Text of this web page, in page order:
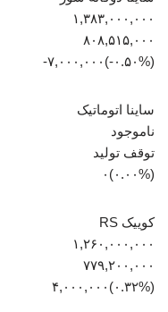
۱,۳۸۳,۰۰۰,۰۰۰
۸۰۸,۵۱۵,۰۰۰
(‎-۰.۵۰%‏)‎-۷,۰۰۰,۰۰۰‏
ساینا اتوماتیک
ناموجود
توقف تولید
(۰.۰۰%)۰
کوییک RS
۱,۲۶۰,۰۰۰,۰۰۰
۷۷۹,۲۰۰,۰۰۰
(‎۰.۳۲%‏)‎۴,۰۰۰,۰۰۰‏